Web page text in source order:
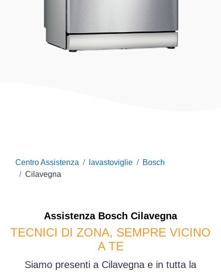
Centro Assistenza lavastoviglie
Bosch
Cilavegna
Assistenza Bosch Cilavegna
TECNICI DI ZONA, SEMPRE VICINO
A TE
Siamo presenti a Cilavegna e in tutta la